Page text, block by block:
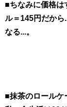
■ちなみに価格は
ル＝145円だか
なる...。
■抹茶のロールケ